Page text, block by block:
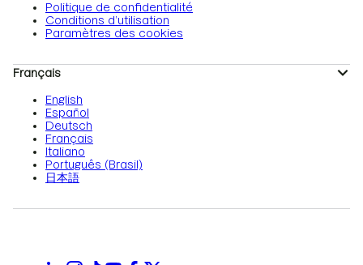
Politique de confidentialité
Conditions d’utilisation
Paramètres des cookies
Français
English
Español
Deutsch
Français
Italiano
Português (Brasil)
日本語